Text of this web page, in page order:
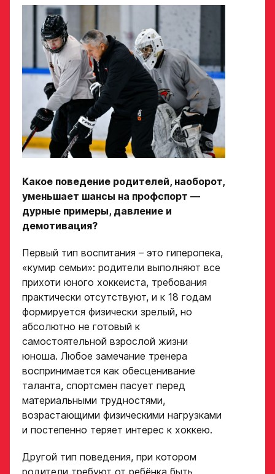
Какое поведение родителей, наоборот,
уменьшает шансы на профспорт —
дурные примеры, давление и
демотивация?
Первый тип воспитания – это гиперопека,
«кумир семьи»: родители выполняют все
прихоти юного хоккеиста, требования
практически отсутствуют, и к 18 годам
формируется физически зрелый, но
абсолютно не готовый к
самостоятельной взрослой жизни
юноша. Любое замечание тренера
воспринимается как обесценивание
таланта, спортсмен пасует перед
материальными трудностями,
возрастающими физическими нагрузками
и постепенно теряет интерес к хоккею.
Другой тип поведения, при котором
родители требуют от ребёнка быть